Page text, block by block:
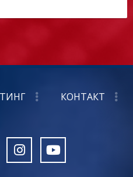
КОНТАКТ